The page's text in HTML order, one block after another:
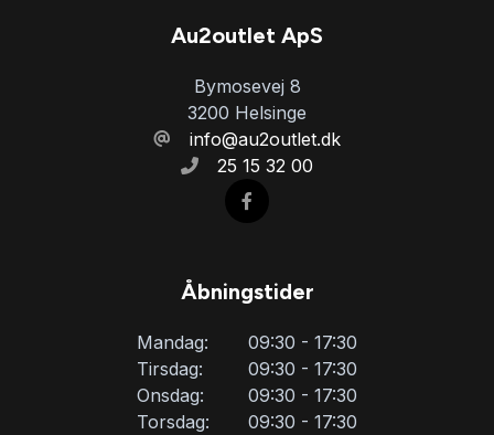
Kørecomputer
Nøglefri betjening
Au2outlet ApS
Bymosevej 8
3200 Helsinge
info@au2outlet.dk
25 15 32 00
Åbningstider
Mandag:
09:30 - 17:30
Tirsdag:
09:30 - 17:30
Onsdag:
09:30 - 17:30
Torsdag:
09:30 - 17:30